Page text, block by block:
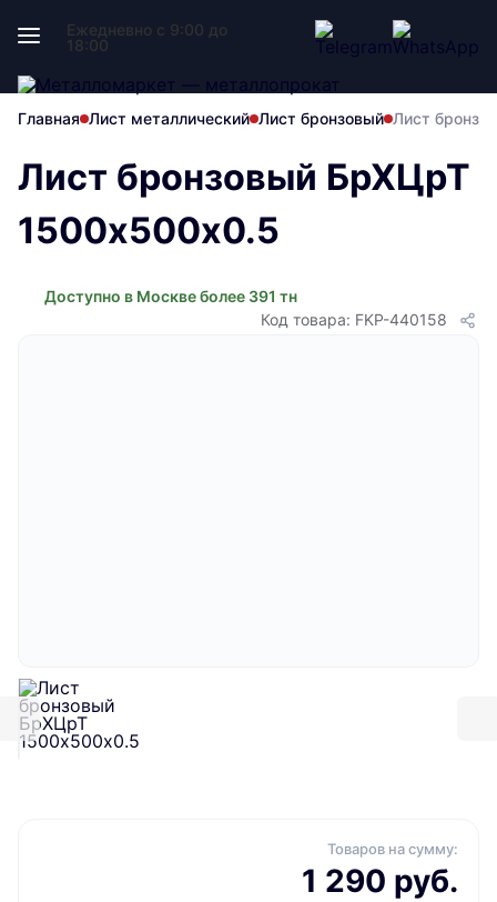
Ежедневно с 9:00 до
18:00
Главная Лист металлический Лист бронзовый Лист
Лист бронзовый БрХЦрТ
1500х500х0.5
Доступно в Москве более 391 тн
Код товара: FKP-440158
Товаров на сумму:
1 290 руб.